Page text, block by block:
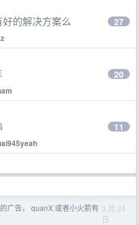
的解决方案么 27
20
11
广告， quanX 或者小火箭有 3 月 24
日